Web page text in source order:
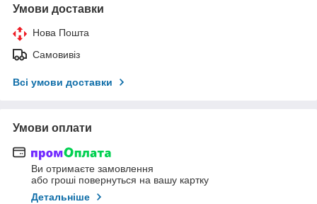
Умови доставки
Нова Пошта
Самовивіз
Всі умови доставки
Умови оплати
Ви отримаєте замовлення
або гроші повернуться на вашу картку
Детальніше